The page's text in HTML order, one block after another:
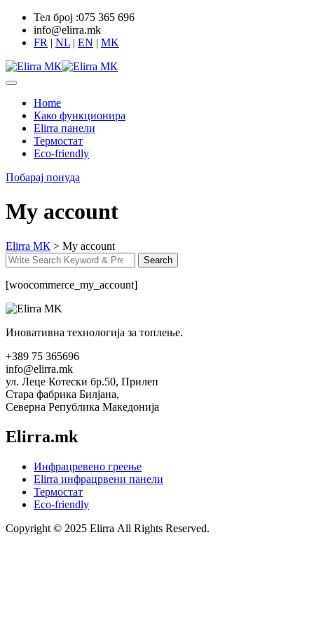
Skip
content
Тел број :075 365 696
info@elirra.mk
FR | NL | EN | MK
Home
Како функционира
Elirra панели
Термостат
Eco-friendly
Побарај понуда
My account
Elirra МК > My account
Search
for:
Search
[woocommerce_my_account]
Иновативна технологија за топлење.
+389 75 365696
info@elirra.mk
ул. Леце Котески бр.50, Прилеп
Стара фабрика Билјана,
Северна Република Македонија
Elirra.mk
Инфрацревено греење
Elirra инфрацрвени панели
Термостат
Eco-friendly
Copyright © 2025 Elirra All Rights Reserved.